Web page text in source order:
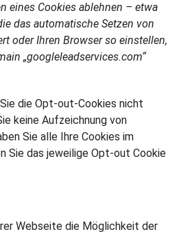
eines Cookies ablehnen – etwa
das automatische Setzen von
oder Ihren Browser so einstellen,
„googleleadservices.com“
die Opt-out-Cookies nicht
keine Aufzeichnung von
Sie alle Ihre Cookies im
Sie das jeweilige Opt-out Cookie
Webseite die Möglichkeit der